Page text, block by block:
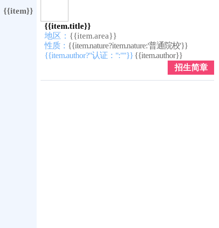
{{item}}
{{item.title}}
地区： {{item.area}}
性质： {{item.nature?item.nature:'普通院校'}}
{{item.author?"认证：":""}} {{item.author}}
招生简章